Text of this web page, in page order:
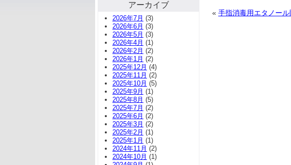
« 手指消毒用エタノール
アーカイブ
2026年7月 (3)
2026年6月 (3)
2026年5月 (3)
2026年4月 (1)
2026年2月 (2)
2026年1月 (2)
2025年12月 (4)
2025年11月 (2)
2025年10月 (5)
2025年9月 (1)
2025年8月 (5)
2025年7月 (2)
2025年6月 (2)
2025年3月 (2)
2025年2月 (1)
2025年1月 (1)
2024年11月 (2)
2024年10月 (1)